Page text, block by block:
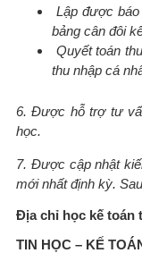
Lập được
bảng cân đôi
Quyết toán
thu nhập cá
6. Được hỗ trợ tư
học.
7. Được cập nhật
mới nhất định kỳ.
Địa chỉ học kế toán
TIN HỌC – KẾ